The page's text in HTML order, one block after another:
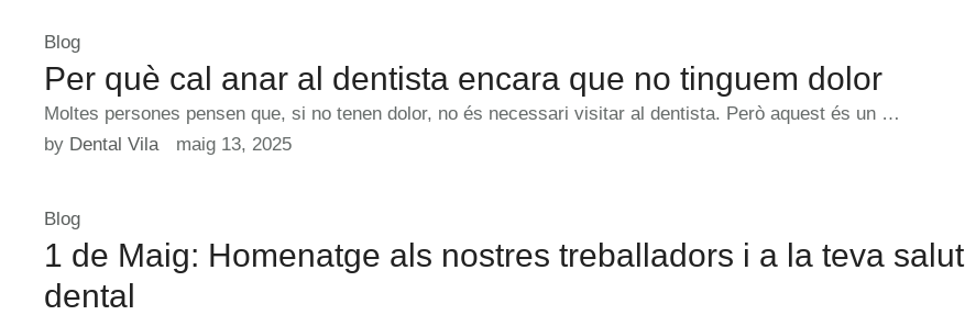
Blog
Per què cal anar al dentista encara que no tinguem dolor
Moltes persones pensen que, si no tenen dolor, no és necessari visitar al dentista. Però aquest és un …
by Dental Vila maig 13, 2025
Blog
1 de Maig: Homenatge als nostres treballadors i a la teva salut
dental